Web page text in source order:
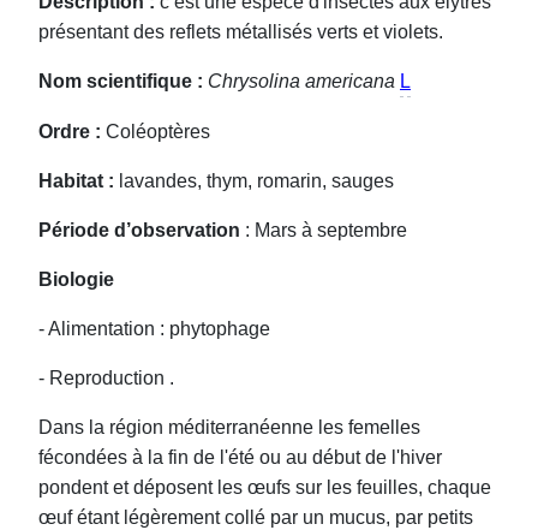
présentant des reflets métallisés verts et violets.
Nom scientifique : Chrysolina americana L
Ordre : Coléoptères
Habitat : lavandes, thym, romarin, sauges
Période d’observation : Mars à septembre
Biologie
- Alimentation : phytophage
- Reproduction .
Dans la région méditerranéenne les femelles
fécondées à la fin de l'été ou au début de l'hiver
pondent et déposent les œufs sur les feuilles, chaque
œuf étant légèrement collé par un mucus, par petits